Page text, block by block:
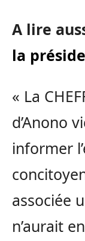
A lire
la
« La
d’Anono
informer
associée
n’aurait